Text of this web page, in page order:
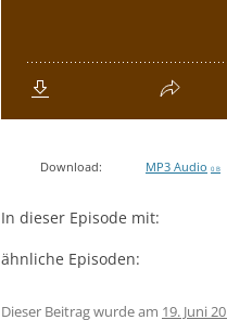
Download: MP3 Audio 0 B
In dieser Episode mit:
ähnliche Episoden:
Dieser Beitrag wurde am 19. Juni